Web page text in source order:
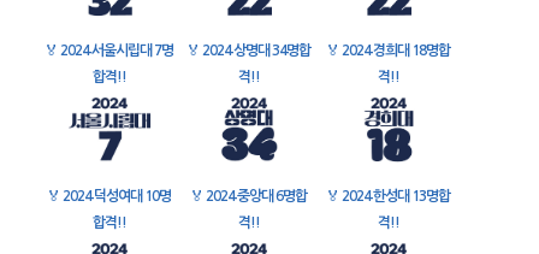
🏅 2024 서울시립대 7명
합격!!
🏅 2024 상명대 34명합
격!!
🏅 2024 경희대 18명합
격!!
🏅 2024 덕성여대 10명
합격!!
🏅 2024 중앙대 6명합
격!!
🏅 2024 한성대 13명합
격!!